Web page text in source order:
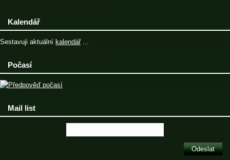
Kalendář
Sestavuji aktuální kalendář...
Počasí
Mail list